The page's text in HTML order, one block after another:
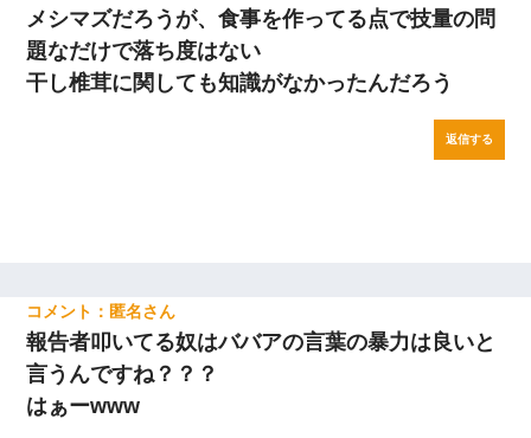
メシマズだろうが、食事を作ってる点で技量の問
題なだけで落ち度はない
干し椎茸に関しても知識がなかったんだろう
返信する
匿名
報告者叩いてる奴はババアの言葉の暴力は良いと
言うんですね？？？
はぁーwww